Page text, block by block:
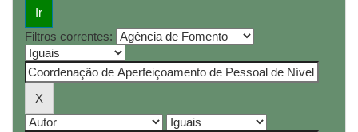
Filtros correntes: